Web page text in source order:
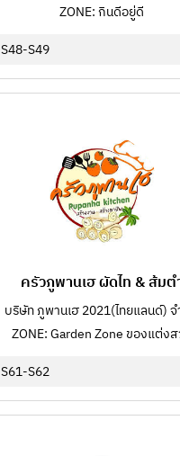
ZONE: กินดีอยู่ดี
S48-S49
ครัวภูพานเฮ ผัดไท & ส้มต
บริษัท ภูพานเฮ 2021(ไทยแลนด์)
ZONE: Garden Zone ของแต่ง
S61-S62